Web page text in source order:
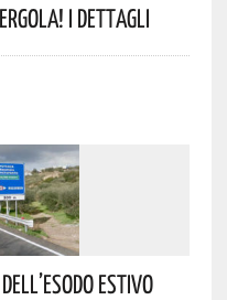
I Dettagli
Estivo